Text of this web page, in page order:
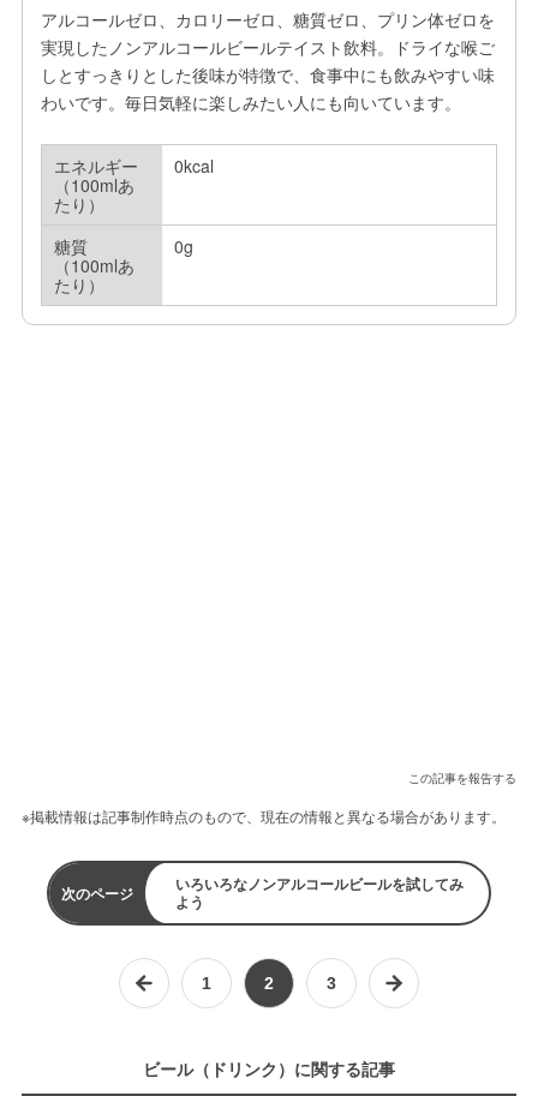
アルコールゼロ、カロリーゼロ、糖質ゼロ、プリン体ゼロを
実現したノンアルコールビールテイスト飲料。ドライな喉ご
しとすっきりとした後味が特徴で、食事中にも飲みやすい味
わいです。毎日気軽に楽しみたい人にも向いています。
エネルギー
（100mlあ
たり）
0kcal
糖質
（100mlあ
たり）
0g
この記事を報告する
※掲載情報は記事制作時点のもので、現在の情報と異なる場合があります。
次のページ
いろいろなノンアルコールビールを試してみ
よう
1 2 3
ビール（ドリンク）に関する記事